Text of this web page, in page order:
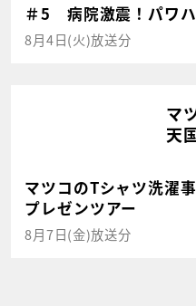
＃5 病院激震！パワ
8月4日(火)放送分
マ
天
マツコのTシャツ洗濯
プレゼンツアー
8月7日(金)放送分